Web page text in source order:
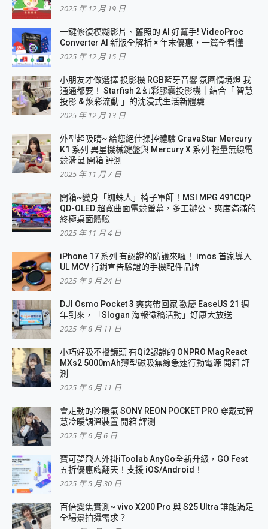
2025 年 12 月 19 日
一鍵修復模糊影片、舊照的 AI 好幫手! VideoProc
Converter AI 新版全解析 × 年末優惠，一篇全看懂
2025 年 12 月 15 日
小朋友才做選擇 投影機 RGB藍牙音響 氛圍情境燈 我
通通都要！ Starfish 2 幻彩膠囊投影機｜結合「 智慧
投影 & 煥彩流動 」的沈浸式生活新體驗
2025 年 12 月 13 日
外型超吸晴~ 給您絕佳操控體驗 GravaStar Mercury
K1 系列 異星機械鍵盤與 Mercury X 系列 輕量無線電
競滑鼠 開箱 評測
2025 年 11 月 7 日
開箱~變身「蜘蛛人」椅子軍師！MSI MPG 491CQP
QD-OLED 超寬曲面電競螢幕，多工辦公、爽度滿滿的
終極桌面體驗
2025 年 11 月 4 日
iPhone 17 系列 有認證的防護來囉！ imos 首家導入
UL MCV 行銷宣告驗證的手機配件品牌
2025 年 9 月 24 日
DJI Osmo Pocket 3 爽爽帶回家 歡慶 EaseUS 21 週
年到來，「Slogan 海報徵稿活動」好康大放送
2025 年 8 月 11 日
小巧好吸不擋鏡頭 有Qi2認證的 ONPRO MagReact
MXs2 5000mAh薄型磁吸無線急速行動電源 開箱 評
測
2025 年 6 月 11 日
會走動的冷暖氣 SONY REON POCKET PRO 穿戴式智
慧冷暖調溫裝置 開箱 評測
2025 年 6 月 6 日
寶可夢飛人外掛iToolab AnyGo全新升級，GO Fest
五折優惠嗨翻天！支援 iOS/Android！
2025 年 5 月 30 日
百倍變焦實測~ vivo X200 Pro 與 S25 Ultra 誰能滿足
全場景拍攝需求？